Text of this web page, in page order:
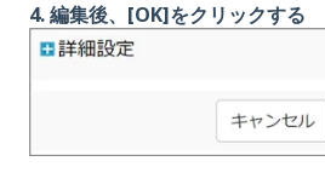
4.編集後、[OK]をクリックする